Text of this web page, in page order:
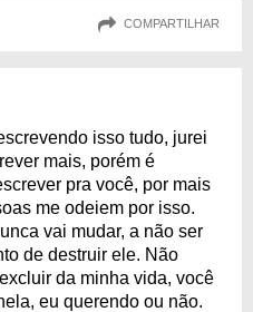
COMPARTILHAR
isso tudo, jurei
mais, porém é
pra você, por mais
me odeiem por isso.
vai mudar, a não ser
de destruir ele. Não
da minha vida, você
eu querendo ou não.